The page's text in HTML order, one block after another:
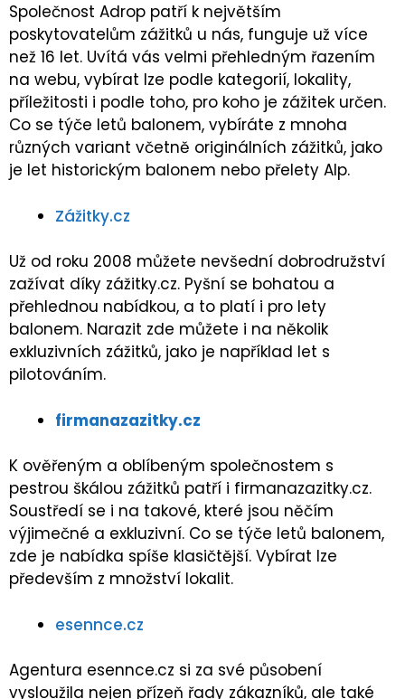
Společnost Adrop patří k největším
poskytovatelům zážitků u nás, funguje už více
než 16 let. Uvítá vás velmi přehledným řazením
na webu, vybírat lze podle kategorií, lokality,
příležitosti i podle toho, pro koho je zážitek určen.
Co se týče letů balonem, vybíráte z mnoha
různých variant včetně originálních zážitků, jako
je let historickým balonem nebo přelety Alp.
Zážitky.cz
Už od roku 2008 můžete nevšední dobrodružství
zažívat díky zážitky.cz. Pyšní se bohatou a
přehlednou nabídkou, a to platí i pro lety
balonem. Narazit zde můžete i na několik
exkluzivních zážitků, jako je například let s
pilotováním.
firmanazazitky.cz
K ověřeným a oblíbeným společnostem s
pestrou škálou zážitků patří i firmanazazitky.cz.
Soustředí se i na takové, které jsou něčím
výjimečné a exkluzivní. Co se týče letů balonem,
zde je nabídka spíše klasičtější. Vybírat lze
především z množství lokalit.
esennce.cz
Agentura esennce.cz si za své působení
vysloužila nejen přízeň řady zákazníků, ale také